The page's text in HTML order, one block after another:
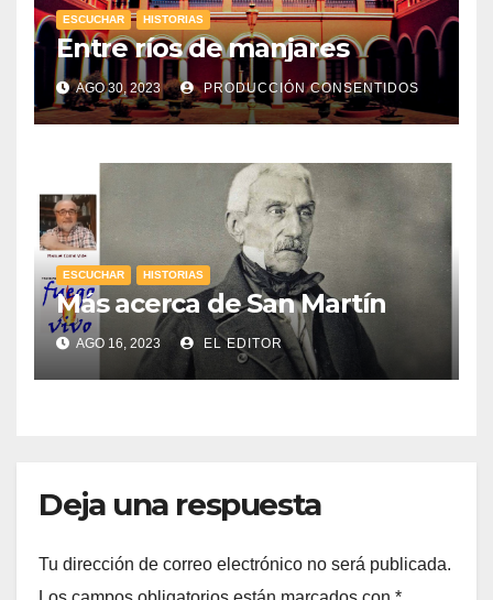
ESCUCHAR HISTORIAS
Entre ríos de manjares
AGO 30, 2023 PRODUCCIÓN CONSENTIDOS
ESCUCHAR HISTORIAS
Más acerca de San Martín
AGO 16, 2023 EL EDITOR
Deja una respuesta
Tu dirección de correo electrónico no será publicada.